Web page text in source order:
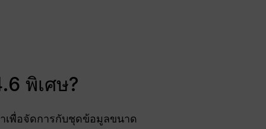
พิเศษ?
เพื่อจัดการกับชุดข้อมูลขนาด